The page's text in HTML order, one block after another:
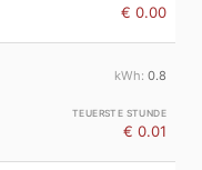
€ 0.00
0.8
€ 0.01